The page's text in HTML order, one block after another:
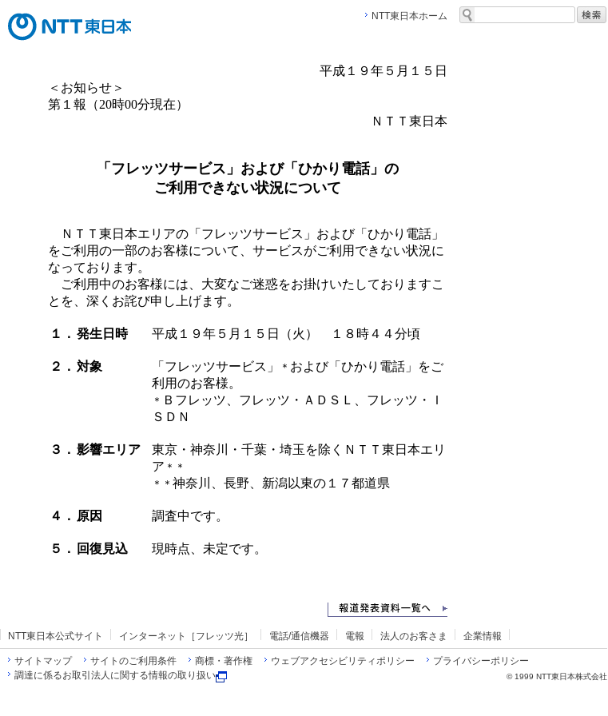
NTT東日本ホーム
平成１９年５月１５日
＜お知らせ＞
第１報（20時00分現在）
ＮＴＴ東日本
「フレッツサービス」および「ひかり電話」の
ご利用できない状況について
ＮＴＴ東日本エリアの「フレッツサービス」および「ひかり電話」
をご利用の一部のお客様について、サービスがご利用できない状況に
なっております。
ご利用中のお客様には、大変なご迷惑をお掛けいたしておりますこ
とを、深くお詫び申し上げます。
１． 発生日時 平成１９年５月１５日（火） １８時４４分頃
２． 対象 「フレッツサービス」 ＊ および「ひかり電話」をご
利用のお客様。
＊ Ｂフレッツ、フレッツ・ＡＤＳＬ、フレッツ・Ｉ
ＳＤＮ
３． 影響エリア
東京・神奈川・千葉・埼玉を除くＮＴＴ東日本エリ
ア ＊＊
＊＊ 神奈川、長野、新潟以東の１７都道県
４． 原因 調査中です。
５． 回復見込 現時点、未定です。
NTT東日本公式サイト インターネット［フレッツ光］ 電話/通信機器 電報 法人のお客さま 企業情報
サイトマップ サイトのご利用条件 商標・著作権 ウェブアクセシビリティポリシー
プライバシーポリシー
調達に係るお取引法人に関する情報の取り扱い
©1999 NTT東日本株式会社